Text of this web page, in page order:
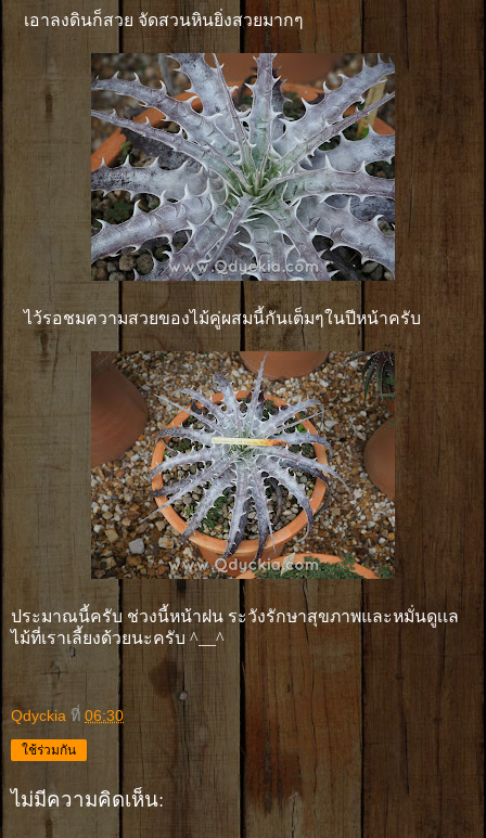
เอาลงดินก็สวย จัดสวนหินยิ่งสวยมากๆ
ไว้รอชมความสวยของไม้คู่ผสมนี้กันเต็มๆในปีหน้าครับ
ประมาณนี้ครับ ช่วงนี้หน้าฝน ระวังรักษาสุขภาพและหมั่นดูเเล
ไม้ที่เราเลี้ยงด้วยนะครับ ^__^
Qdyckia ที่ 06:30
ใช้ร่วมกัน
ไม่มีความคิดเห็น: